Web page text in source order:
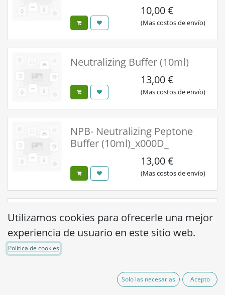
10,00€
(Mas costos de envío)
Neutralizing Buffer (10ml)
13,00€
(Mas costos de envío)
NPB- Neutralizing Peptone
Buffer (10ml)_x000D_
13,00€
(Mas costos de envío)
Hy Con Check SBH/NPB-
sterile pre-moistened
cellulose sponge with
44,00€
Utilizamos cookies para ofrecerle una mejor
experiencia de usuario en este sitio web.
Política de cookies
Solo las necesarias Acepto